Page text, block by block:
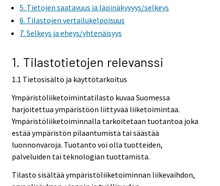
5. Tietojen saatavuus ja läpinäkyvyys/selkeys
6. Tilastojen vertailukelpoisuus
7. Selkeys ja eheys/yhtenäisyys
1. Tilastotietojen relevanssi
1.1 Tietosisältö ja käyttötarkoitus
Ympäristöliiketoimintatilasto kuvaa Suomessa
harjoitettua ympäristöön liittyvää liiketoimintaa.
Ympäristöliiketoiminnalla tarkoitetaan tuotantoa joka
estää ympäristön pilaantumista tai säästää
luonnonvaroja. Tuotanto voi olla tuotteiden,
palveluiden tai teknologian tuottamista.
Tilasto sisältää ympäristöliiketoiminnan liikevaihdon,